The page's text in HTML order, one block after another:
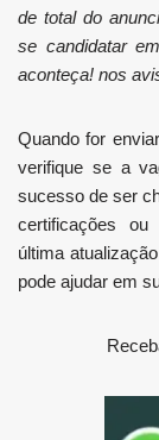
de total do
se candidatar
aconteça! nos
Quando for
verifique se a
sucesso de ser
certificações ou
última
pode ajudar em